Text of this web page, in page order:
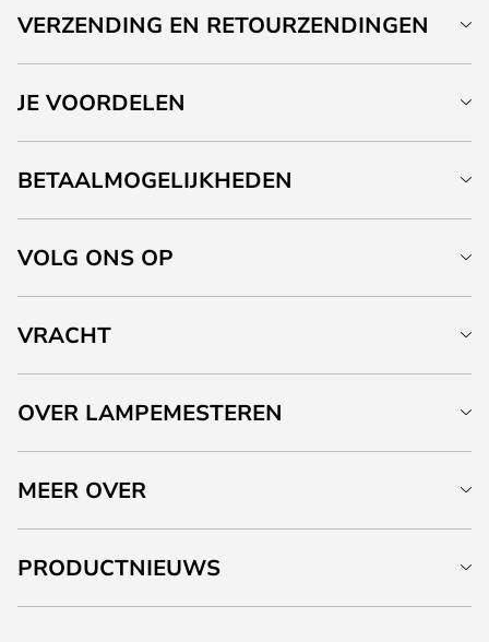
VERZENDING EN RETOURZENDINGEN
JE VOORDELEN
BETAALMOGELIJKHEDEN
VOLG ONS OP
VRACHT
OVER LAMPEMESTEREN
MEER OVER
PRODUCTNIEUWS